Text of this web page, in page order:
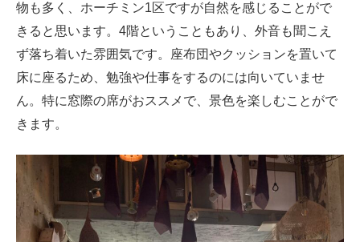
物も多く、ホーチミン1区ですが自然を感じることがで
きると思います。4階ということもあり、外音も聞こえ
ず落ち着いた雰囲気です。座布団やクッションを置いて
床に座るため、勉強や仕事をするのには向いていませ
ん。特に窓際の席がおススメで、景色を楽しむことがで
きます。